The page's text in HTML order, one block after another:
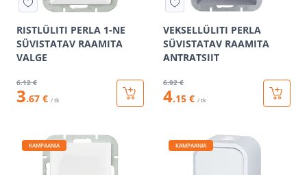
RISTLÜLITI PERLA 1-NE
SÜVISTATAV RAAMITA
VALGE
6.12 €
3.67 € / tk
VEKSELLÜLITI PERLA
SÜVISTATAV RAAMITA
ANTRATSIIT
6.92 €
4.15 € / tk
KAMPAANIA KAMPAANIA